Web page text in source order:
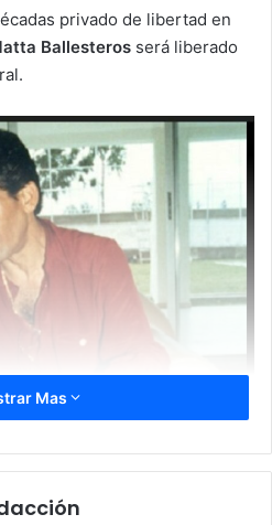
privado de libertad en
Ballesteros será liberado
Mas